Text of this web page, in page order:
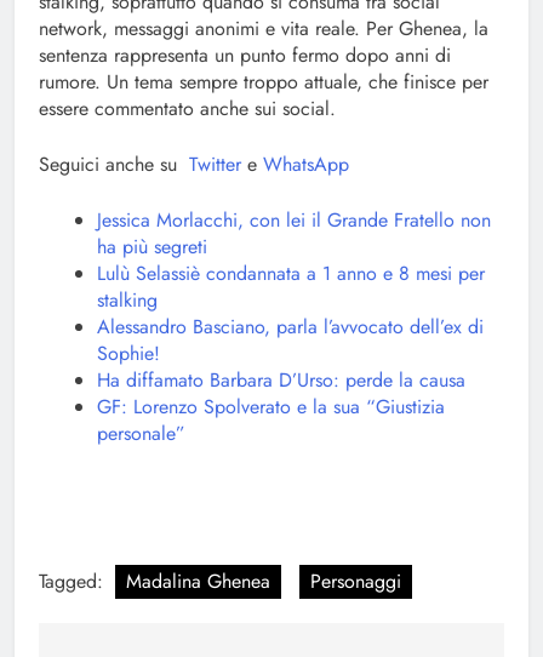
network, messaggi anonimi e vita reale. Per Ghenea, la
sentenza rappresenta un punto fermo dopo anni di
rumore. Un tema sempre troppo attuale, che finisce per
essere commentato anche sui social.
Seguici anche su Twitter e WhatsApp
Jessica Morlacchi, con lei il Grande Fratello non
ha più segreti
Lulù Selassiè condannata a 1 anno e 8 mesi per
stalking
Alessandro Basciano, parla l’avvocato dell’ex di
Sophie!
Ha diffamato Barbara D’Urso: perde la causa
GF: Lorenzo Spolverato e la sua “Giustizia
personale”
Tagged: Madalina Ghenea Personaggi